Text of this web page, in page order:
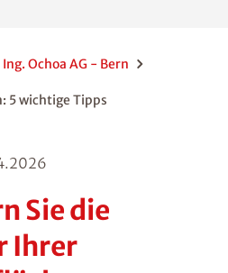
Ochoa AG - Bern
5 wichtige Tipps
Sie die
Ihrer